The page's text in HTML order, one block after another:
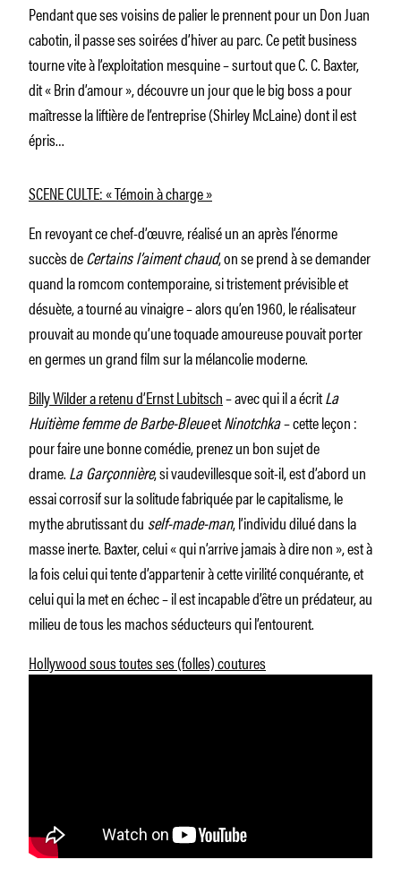
Pendant que ses voisins de palier le prennent pour un Don Juan
cabotin, il passe ses soirées d’hiver au parc. Ce petit business
tourne vite à l’exploitation mesquine – surtout que C. C. Baxter,
dit « Brin d’amour », découvre un jour que le big boss a pour
maîtresse la liftière de l’entreprise (Shirley McLaine) dont il est
épris…
SCENE CULTE: « Témoin à charge »
En revoyant ce chef-d’œuvre, réalisé un an après l’énorme
succès deCertains l’aiment chaud, on se prend à se demander
quand la romcom contemporaine, si tristement prévisible et
désuète, a tourné au vinaigre – alors qu’en 1960, le réalisateur
prouvait au monde qu’une toquade amoureuse pouvait porter
en germes un grand film sur la mélancolie moderne.
Billy Wilder a retenu d’Ernst Lubitsch– avec qui il a écritLa
Huitième femme de Barbe-BleueetNinotchka– cette leçon :
pour faire une bonne comédie, prenez un bon sujet de
drame.La Garçonnière, si vaudevillesque soit-il, est d’abord un
essai corrosif sur la solitude fabriquée par le capitalisme, le
mythe abrutissant du self-made-man, l’individu dilué dans la
masse inerte. Baxter, celui « qui n’arrive jamais à dire non », est à
la fois celui qui tente d’appartenir à cette virilité conquérante, et
celui qui la met en échec – il est incapable d’être un prédateur, au
milieu de tous les machos séducteurs qui l’entourent.
Hollywood sous toutes ses (folles) coutures